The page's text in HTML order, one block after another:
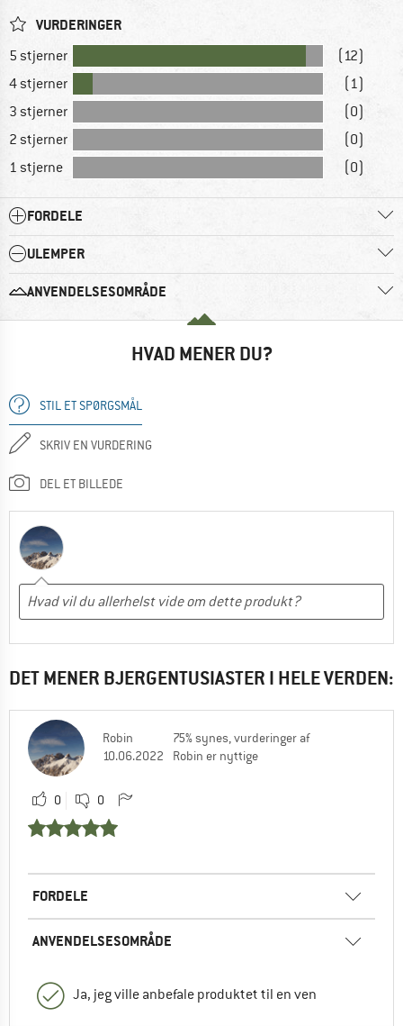
VURDERINGER
5 stjerner
(12)
4 stjerner
(1)
3 stjerner
(0)
2 stjerner
(0)
1 stjerne
(0)
FORDELE
ULEMPER
ANVENDELSESOMRÅDE
HVAD MENER DU?
STIL ET SPØRGSMÅL
SKRIV EN VURDERING
DEL ET BILLEDE
DET MENER BJERGENTUSIASTER I HELE VERDEN:
Robin
10.06.2022
75% synes, vurderinger af
Robin er nyttige
0 0
FORDELE
ANVENDELSESOMRÅDE
Ja, jeg ville anbefale produktet til en ven